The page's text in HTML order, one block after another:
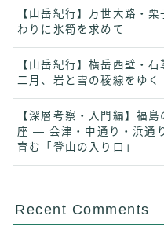
【山岳紀行】万世大路・
わりに氷筍を求めて
【山岳紀行】横岳西壁・
二月、岩と雪の稜線をゆく
【深層考察・入門編】福
座 ― 会津・中通り・浜通
育む「登山の入り口」
Recent Comments